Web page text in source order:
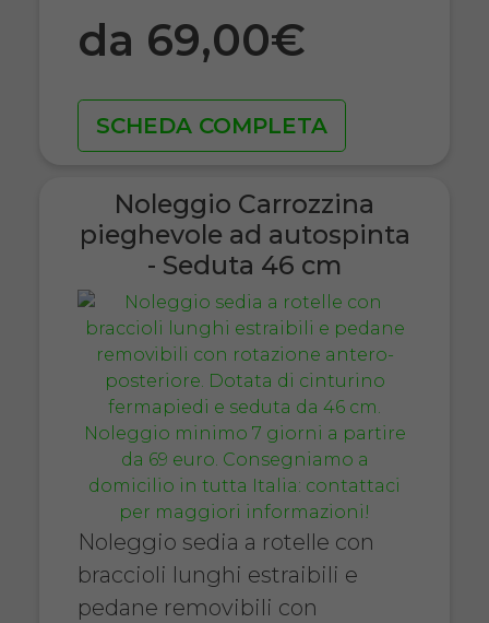
da 69,00€
SCHEDA COMPLETA
Noleggio Carrozzina
pieghevole ad autospinta
- Seduta 46 cm
Noleggio sedia a rotelle con
braccioli lunghi estraibili e
pedane removibili con